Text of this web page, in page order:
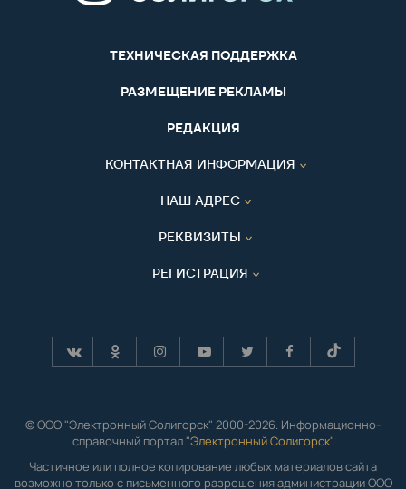
ТЕХНИЧЕСКАЯ ПОДДЕРЖКА
РАЗМЕЩЕНИЕ РЕКЛАМЫ
РЕДАКЦИЯ
КОНТАКТНАЯ ИНФОРМАЦИЯ
НАШ АДРЕС
РЕКВИЗИТЫ
РЕГИСТРАЦИЯ
© ООО "Электронный Солигорск" 2000-2026. Информационно-
справочный портал "Электронный Солигорск".
Частичное или полное копирование любых материалов сайта
возможно только с письменного разрешения администрации ООО